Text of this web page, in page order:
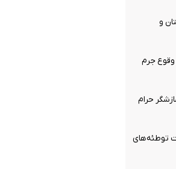
و
وقوع جرم
حرام
توطئه‌های